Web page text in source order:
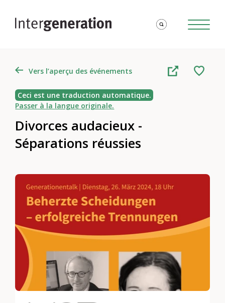
Vers l’aperçu des événements
Ceci est une traduction automatique.
Passer à la langue originale.
Divorces audacieux -
Séparations réussies